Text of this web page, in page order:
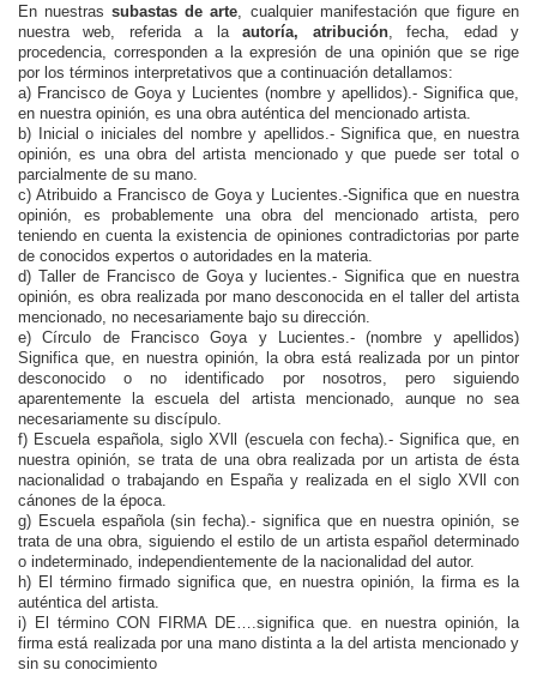
En nuestrassubastas de arte , cualquier manifestación que figure en
nuestra web, referida a laautoría, atribución, fecha, edad y
procedencia, corresponden a la expresión de una opinión que se rige
por los términos interpretativos que a continuación detallamos:
a) Francisco de Goya y Lucientes (nombre y apellidos).- Significa que,
en nuestra opinión, es una obra auténtica del mencionado artista.
b) Inicial o iniciales del nombre y apellidos.- Significa que, en nuestra
opinión, es una obra del artista mencionado y que puede ser total o
parcialmente de su mano.
c) Atribuido a Francisco de Goya y Lucientes.-Significa que en nuestra
opinión, es probablemente una obra del mencionado artista, pero
teniendo en cuenta la existencia de opiniones contradictorias por parte
de conocidos expertos o autoridades en la materia.
d) Taller de Francisco de Goya y lucientes.- Significa que en nuestra
opinión, es obra realizada por mano desconocida en el taller del artista
mencionado, no necesariamente bajo su dirección.
e) Círculo de Francisco Goya y Lucientes.- (nombre y apellidos)
Significa que, en nuestra opinión, la obra está realizada por un pintor
desconocido o no identificado por nosotros, pero siguiendo
aparentemente la escuela del artista mencionado, aunque no sea
necesariamente su discípulo.
f) Escuela española, siglo XVll (escuela con fecha).- Significa que, en
nuestra opinión, se trata de una obra realizada por un artista de ésta
nacionalidad o trabajando en España y realizada en el siglo XVll con
cánones de la época.
g) Escuela española (sin fecha).- significa que en nuestra opinión, se
trata de una obra, siguiendo el estilo de un artista español determinado
o indeterminado, independientemente de la nacionalidad del autor.
h) El término firmado significa que, en nuestra opinión, la firma es la
auténtica del artista.
i) El término CON FIRMA DE….significa que. en nuestra opinión, la
firma está realizada por una mano distinta a la del artista mencionado y
sin su conocimiento